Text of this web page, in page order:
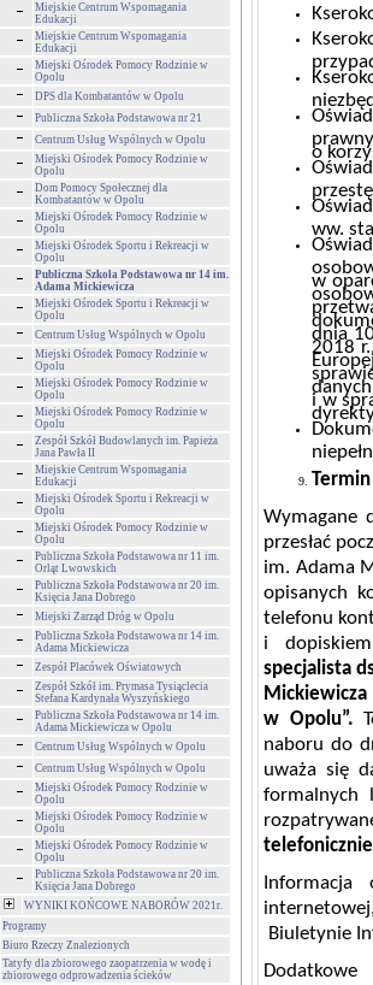
Miejskie Centrum Wspomagania
Edukacji
Miejskie Centrum Wspomagania
Edukacji
Miejski Ośrodek Pomocy Rodzinie w
Opolu
DPS dla Kombatantów w Opolu
Publiczna Szkoła Podstawowa nr 21
Centrum Usług Wspólnych w Opolu
Miejski Ośrodek Pomocy Rodzinie w
Opolu
Dom Pomocy Społecznej dla
Kombatantów w Opolu
Miejski Ośrodek Pomocy Rodzinie w
Opolu
Miejski Ośrodek Sportu i Rekreacji w
Opolu
Publiczna Szkoła Podstawowa nr 14 im.
Adama Mickiewicza
Miejski Ośrodek Sportu i Rekreacji w
Opolu
Centrum Usług Wspólnych w Opolu
Miejski Ośrodek Pomocy Rodzinie w
Opolu
Miejski Ośrodek Pomocy Rodzinie w
Opolu
Miejski Ośrodek Pomocy Rodzinie w
Opolu
Zespół Szkół Budowlanych im. Papieża
Jana Pawła II
Miejskie Centrum Wspomagania
Edukacji
Miejski Ośrodek Sportu i Rekreacji w
Opolu
Miejski Ośrodek Pomocy Rodzinie w
Opolu
Publiczna Szkoła Podstawowa nr 11 im.
Orląt Lwowskich
Publiczna Szkoła Podstawowa nr 20 im.
Księcia Jana Dobrego
Miejski Zarząd Dróg w Opolu
Publiczna Szkoła Podstawowa nr 14 im.
Adama Mickiewicza
Zespół Placówek Oświatowych
Zespół Szkół im. Prymasa Tysiąclecia
Stefana Kardynała Wyszyńskiego
Publiczna Szkoła Podstawowa nr 14 im.
Adama Mickiewicza w Opolu
Centrum Usług Wspólnych w Opolu
Centrum Usług Wspólnych w Opolu
Miejski Ośrodek Pomocy Rodzinie w
Opolu
Miejski Ośrodek Pomocy Rodzinie w
Opolu
Miejski Ośrodek Pomocy Rodzinie w
Opolu
Publiczna Szkoła Podstawowa nr 20 im.
Księcia Jana Dobrego
WYNIKI KOŃCOWE NABORÓW 2021r.
Programy
Biuro Rzeczy Znalezionych
Tatyfy dla zbiorowego zaopatrzenia w wodę i
zbiorowego odprowadzenia ścieków
o
ww.
w
dnia
2018
i w
Wymagane
przesłać
im. Adama
opisanych
telefonu
i
specjalista
Mickiewicza
w Opolu”.
naboru do
uważa się
formalnych
Biuletynie